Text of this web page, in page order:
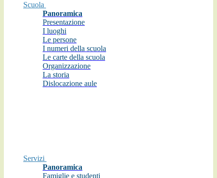
Scuola
Panoramica
Presentazione
I luoghi
Le persone
I numeri della scuola
Le carte della scuola
Organizzazione
La storia
Dislocazione aule
Servizi
Panoramica
Famiglie e studenti